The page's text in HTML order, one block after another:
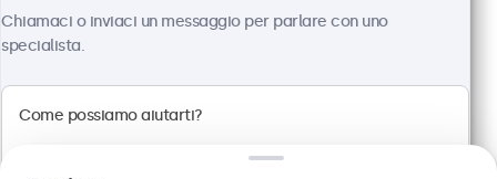
Chiamaci o inviaci un messaggio per parlare con uno
specialista.